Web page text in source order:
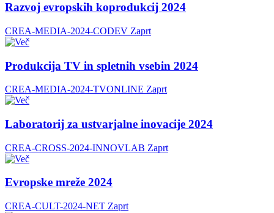
Razvoj evropskih koprodukcij 2024
CREA-MEDIA-2024-CODEV Zaprt
Produkcija TV in spletnih vsebin 2024
CREA-MEDIA-2024-TVONLINE Zaprt
Laboratorij za ustvarjalne inovacije 2024
CREA-CROSS-2024-INNOVLAB Zaprt
Evropske mreže 2024
CREA-CULT-2024-NET Zaprt